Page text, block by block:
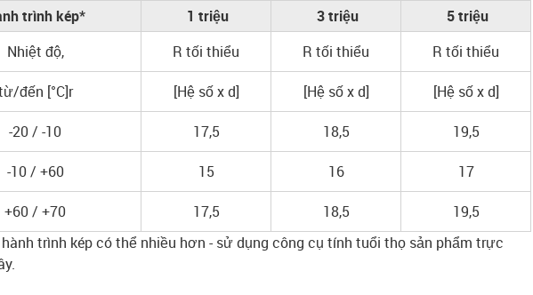
trình kép*
1 triệu 3 triệu
5 triệu
Nhiệt độ,
R tối thiểu R tối thiểu R tối thiểu
đến [°C]r [Hệ số x d] [Hệ số x d] [Hệ số x d]
-20 / -10 17,5 18,5 19,5
-10 / +60 15 16 17
+60 / +70 17,5 18,5
19,5
trình kép có thể nhiều hơn - sử dụng công cụ tính tuổi thọ sản phẩm trực